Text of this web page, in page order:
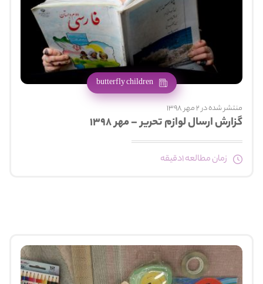
butterfly children
منتشر شده در 2 مهر 1398
گزارش ارسال لوازم تحریر – مهر ۱۳۹۸
زمان مطالعه 1دقیقه